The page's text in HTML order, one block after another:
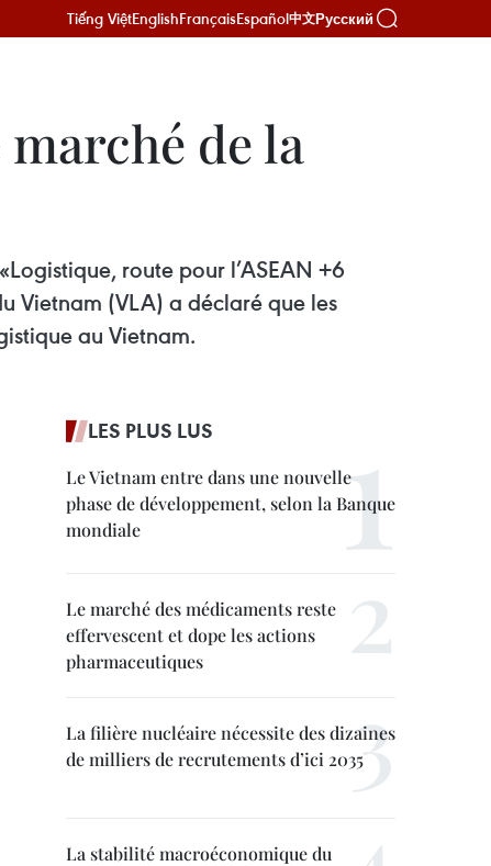
Tiếng ViệtEnglishFrançaisEspañol中文Русский
de la
route pour l’ASEAN +6
Vietnam (VLA) a déclaré que les
au Vietnam.
LES PLUS LUS
Le Vietnam entre dans une nouvelle
phase de développement, selon la Banque
mondiale
Le marché des médicaments reste
effervescent et dope les actions
pharmaceutiques
La filière nucléaire nécessite des dizaines
de milliers de recrutements d’ici 2035
La stabilité macroéconomique du